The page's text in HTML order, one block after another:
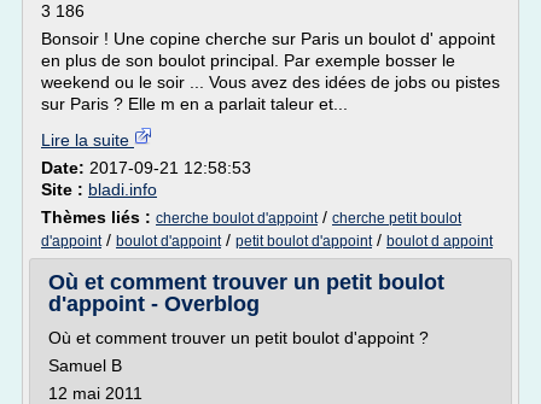
3 186
Bonsoir ! Une copine cherche sur Paris un boulot d' appoint
en plus de son boulot principal. Par exemple bosser le
weekend ou le soir ... Vous avez des idées de jobs ou pistes
sur Paris ? Elle m en a parlait taleur et...
Lire la suite
Date: 2017-09-21 12:58:53
Site : bladi.info
Thèmes liés : cherche boulot d'appoint/ cherche petit boulot
d'appoint/ boulot d'appoint/ petit boulot d'appoint/ boulot d appoint
Où et comment trouver un petit boulot
d'appoint - Overblog
Où et comment trouver un petit boulot d'appoint ?
Samuel B
12 mai 2011